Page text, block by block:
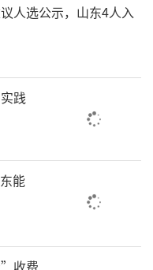
人选公示，山东4人入
践
能
”收费